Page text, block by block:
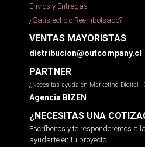
Envíos y Entregas
¿Satisfecho o Reembolsado?
VENTAS MAYORISTAS
distribucion@outcompany.cl
PARTNER
¿Necesitas ayuda en Marketing Digital -
Agencia BIZEN
¿NECESITAS UNA
Escríbenos y te responderemos a
ayudarte en tu proyecto.